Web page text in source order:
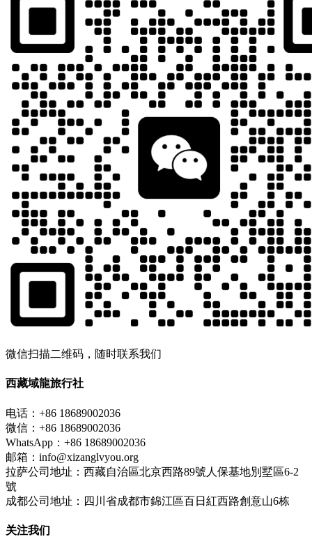
微信扫描二维码，随时联系我们
西藏域龍旅行社
电话：+86 18689002036
微信：+86 18689002036
WhatsApp：+86 18689002036
邮箱：info@xizanglvyou.org
拉萨公司地址：西藏自治區北京西路89號人保基地別墅區6-2
號
成都公司地址：四川省成都市錦江區百日紅西路創意山6栋
关注我们